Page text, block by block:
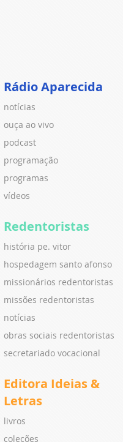
Rádio Aparecida
notícias
ouça ao vivo
podcast
programação
programas
vídeos
Redentoristas
história pe. vitor
hospedagem santo afonso
missionários redentoristas
missões redentoristas
notícias
obras sociais redentoristas
secretariado vocacional
Editora Ideias &
Letras
livros
coleções